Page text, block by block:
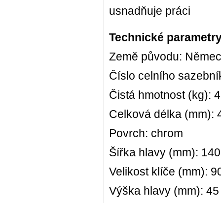
usnadňuje práci
Technické
Země původu:
Číslo celního
Čistá hmotnost (kg):
Celková délka (mm):
Povrch: chrom
Šířka hlavy (mm): 140
Velikost klíče (mm):
Výška hlavy (mm): 45